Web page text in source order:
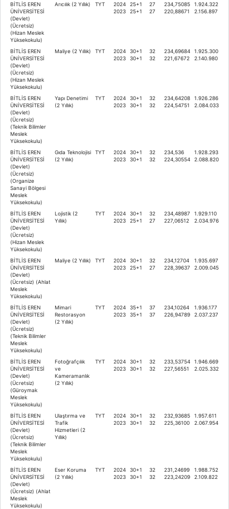
BİTLİS EREN
ÜNİVERSİTESİ
(Devlet)
(Ücretsiz)
(Hizan Meslek
Yüksekokulu)
Arıcılık (2 Yıllık) TYT
2024
2023
25+1
25+1
27
27
234,75085
220,88671
1.924.322
2.156.897
BİTLİS EREN
ÜNİVERSİTESİ
(Devlet)
(Ücretsiz)
(Hizan Meslek
Yüksekokulu)
Maliye (2 Yıllık) TYT
2024
2023
30+1
30+1
32
32
234,69684
221,67672
1.925.300
2.140.980
BİTLİS EREN
ÜNİVERSİTESİ
(Devlet)
(Ücretsiz)
(Teknik Bilimler
Meslek
Yüksekokulu)
Yapı Denetimi
(2 Yıllık)
TYT
2024
2023
30+1
30+1
32
32
234,64208
224,54751
1.926.286
2.084.033
BİTLİS EREN
ÜNİVERSİTESİ
(Devlet)
(Ücretsiz)
(Organize
Sanayi Bölgesi
Meslek
Yüksekokulu)
Gıda Teknolojisi
(2 Yıllık)
TYT
2024
2023
30+1
30+1
32
32
234,536
224,30554
1.928.293
2.088.820
BİTLİS EREN
ÜNİVERSİTESİ
(Devlet)
(Ücretsiz)
(Hizan Meslek
Yüksekokulu)
Lojistik (2
Yıllık)
TYT
2024
2023
30+1
25+1
32
27
234,48987
227,06512
1.929.110
2.034.976
BİTLİS EREN
ÜNİVERSİTESİ
(Devlet)
(Ücretsiz) (Ahlat
Meslek
Yüksekokulu)
Maliye (2 Yıllık) TYT
2024
2023
30+1
25+1
32
27
234,12704
228,39637
1.935.697
2.009.045
BİTLİS EREN
ÜNİVERSİTESİ
(Devlet)
(Ücretsiz)
(Teknik Bilimler
Meslek
Yüksekokulu)
Mimari
Restorasyon
(2 Yıllık)
TYT
2024
2023
35+1
35+1
37
37
234,10264
226,94789
1.936.177
2.037.237
BİTLİS EREN
ÜNİVERSİTESİ
(Devlet)
(Ücretsiz)
(Güroymak
Meslek
Yüksekokulu)
Fotoğrafçılık
ve
Kameramanlık
(2 Yıllık)
TYT
2024
2023
30+1
30+1
32
32
233,53754
227,56551
1.946.669
2.025.332
BİTLİS EREN
ÜNİVERSİTESİ
(Devlet)
(Ücretsiz)
(Teknik Bilimler
Meslek
Yüksekokulu)
Ulaştırma ve
Trafik
Hizmetleri (2
Yıllık)
TYT
2024
2023
30+1
30+1
32
32
232,93685
225,36100
1.957.611
2.067.954
BİTLİS EREN
ÜNİVERSİTESİ
(Devlet)
(Ücretsiz) (Ahlat
Meslek
Yüksekokulu)
Eser Koruma
(2 Yıllık)
TYT
2024
2023
30+1
30+1
32
32
231,24699
223,24209
1.988.752
2.109.822